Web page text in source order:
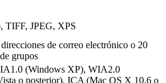
TIFF, JPEG, XPS
de correo electrónico o 20
grupos
(Windows XP), WIA2.0
o posterior), ICA (Mac OS X 10.6 o